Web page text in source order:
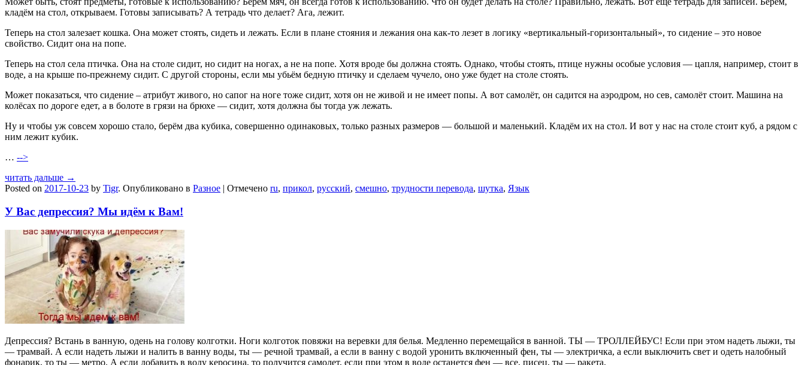
кладём на стол, открываем. Готовы записывать? А тетрадь что делает? Ага, лежит.
Теперь на стол залезает кошка. Она может стоять, сидеть и лежать. Если в плане стояния и лежания она как-то лезет в логику «вертикальный-горизонтальный», то сидение – это новое
свойство. Сидит она на попе.
Теперь на стол села птичка. Она на столе сидит, но сидит на ногах, а не на попе. Хотя вроде бы должна стоять. Однако, чтобы стоять, птице нужны особые условия — цапля, например, стоит в
воде, а на крыше по-прежнему сидит. С другой стороны, если мы убьём бедную птичку и сделаем чучело, оно уже будет на столе стоять.
Может показаться, что сидение – атрибут живого, но сапог на ноге тоже сидит, хотя он не живой и не имеет попы. А вот самолёт, он садится на аэродром, но сев, самолёт стоит. Машина на
колёсах по дороге едет, а в болоте в грязи на брюхе — сидит, хотя должна бы тогда уж лежать.
Ну и чтобы уж совсем хорошо стало, берём два кубика, совершенно одинаковых, только разных размеров — большой и маленький. Кладём их на стол. И вот у нас на столе стоит куб, а рядом с
ним лежит кубик.
… -->
читать дальше →
Posted on 2017-10-23 by Tigr. Опубликовано в Разное | Отмечено ru, прикол, русский, смешно, трудности перевода, шутка, Язык
У Вас депрессия? Мы идём к Вам!
Депрессия? Встань в ванную, одень на голову колготки. Ноги колготок повяжи на веревки для белья. Медленно перемещайся в ванной. ТЫ — ТРОЛЛЕЙБУС! Если при этом надеть лыжи, ты
— трамвай. А если надеть лыжи и налить в ванну воды, ты — речной трамвай, а если в ванну с водой уронить включенный фен, ты — электричка, а если выключить свет и одеть налобный
фонарик, то ты — метро. А если добавить в воду керосина, то получится самолет, если при этом в воде останется фен — все, пиcец, ты — ракета.